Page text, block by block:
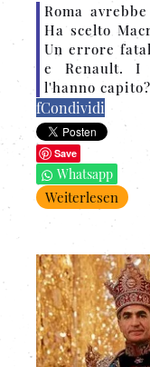
Roma
Ha scelto
Un errore
e Renault. I
l'hanno capito?
fCondividi
Save
Whatsapp
Weiterlesen